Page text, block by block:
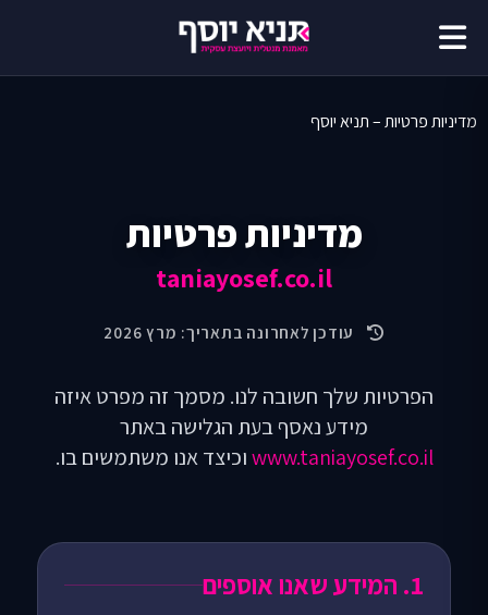
מדיניות פרטיות – תניא יוסף
מדיניות פרטיות
taniayosef.co.il
עודכן לאחרונה בתאריך: מרץ 2026
הפרטיות שלך חשובה לנו. מסמך זה מפרט איזה
מידע נאסף בעת הגלישה באתר
www.taniayosef.co.ilוכיצד אנו משתמשים בו.
1. המידע שאנו אוספים